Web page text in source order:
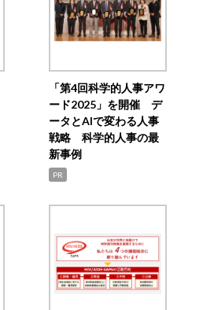
「第4回科学的人事アワ
ード2025」を開催 デ
ータとAIで変わる人事
戦略 科学的人事の最
新事例
PR